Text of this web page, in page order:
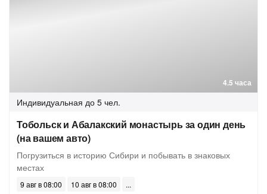
4.5 часа
Индивидуальная до 5 чел.
Тобольск и Абалакский монастырь за один день
(на вашем авто)
Погрузиться в историю Сибири и побывать в знаковых
местах
9 авг в 08:00
10 авг в 08:00